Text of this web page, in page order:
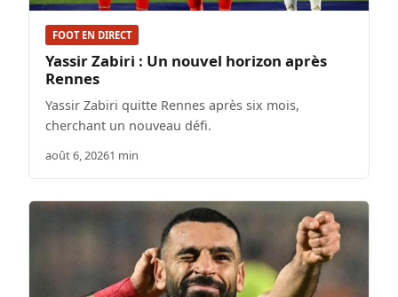
FOOT EN DIRECT
Yassir Zabiri : Un nouvel horizon après
Rennes
Yassir Zabiri quitte Rennes après six mois,
cherchant un nouveau défi.
août 6, 20261 min